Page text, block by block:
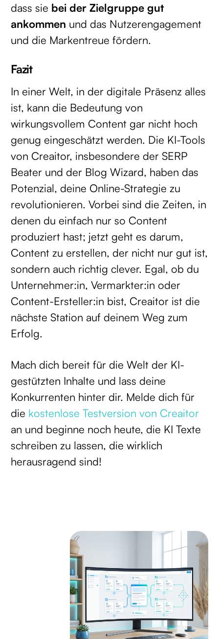
dass sie bei der Zielgruppe gut
ankommen und das Nutzerengagement
und die Markentreue fördern.
Fazit
In einer Welt, in der digitale Präsenz alles
ist, kann die Bedeutung von
wirkungsvollem Content gar nicht hoch
genug eingeschätzt werden. Die KI-Tools
von Creaitor, insbesondere der SERP
Beater und der Blog Wizard, haben das
Potenzial, deine Online-Strategie zu
revolutionieren. Vorbei sind die Zeiten, in
denen du einfach nur so Content
produziert hast; jetzt geht es darum,
Content zu erstellen, der nicht nur gut ist,
sondern auch richtig clever. Egal, ob du
Unternehmer:in, Vermarkter:in oder
Content-Ersteller:in bist, Creaitor ist die
nächste Station auf deinem Weg zum
Erfolg.
Mach dich bereit für die Welt der KI-
gestützten Inhalte und lass deine
Konkurrenten hinter dir. Melde dich für
die kostenlose Testversion von Creaitor
an und beginne noch heute, die KI Texte
schreiben zu lassen, die wirklich
herausragend sind!